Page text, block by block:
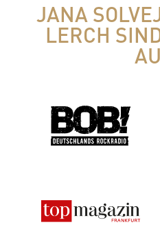
JANA
LERCH